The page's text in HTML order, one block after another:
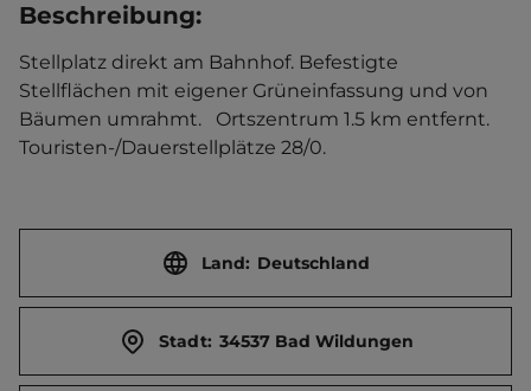
Beschreibung:
Stellplatz direkt am Bahnhof. Befestigte
Stellflächen mit eigener Grüneinfassung und von
Bäumen umrahmt.   Ortszentrum 1.5 km entfernt.
Touristen-/Dauerstellplätze 28/0.
Land: Deutschland
Stadt: 34537 Bad Wildungen